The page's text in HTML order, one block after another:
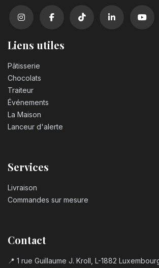
Liens utiles
Pâtisserie
Chocolats
Traiteur
Événements
La Maison
Lanceur d'alerte
Services
Livraison
Commandes sur mesure
Contact
📍 1 rue Guillaume J. Kroll, L-1882